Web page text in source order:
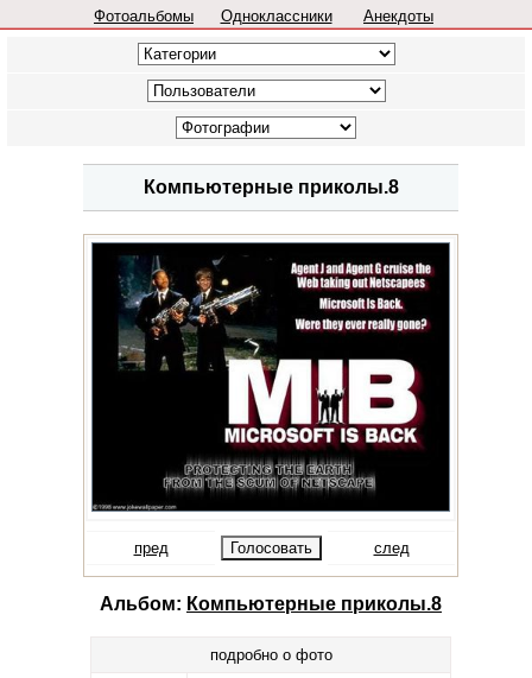
Фотоальбомы Одноклассники Анекдоты
Компьютерные приколы.8
пред след
Альбом: Компьютерные приколы.8
подробно о фото